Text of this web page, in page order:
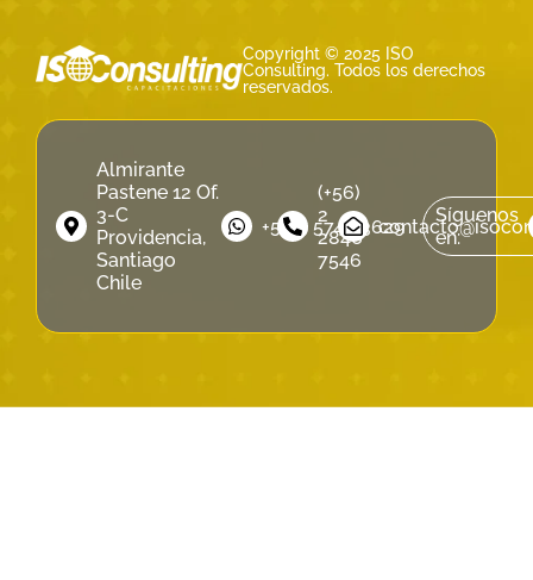
Copyright © 2025 ISO
Consulting. Todos los derechos
reservados.
Almirante
Pastene 12 Of.
3-C
Providencia,
Santiago
Chile
‪+56 9 5740 3629‬
(+56)
2
2846
7546
Síguenos
en: